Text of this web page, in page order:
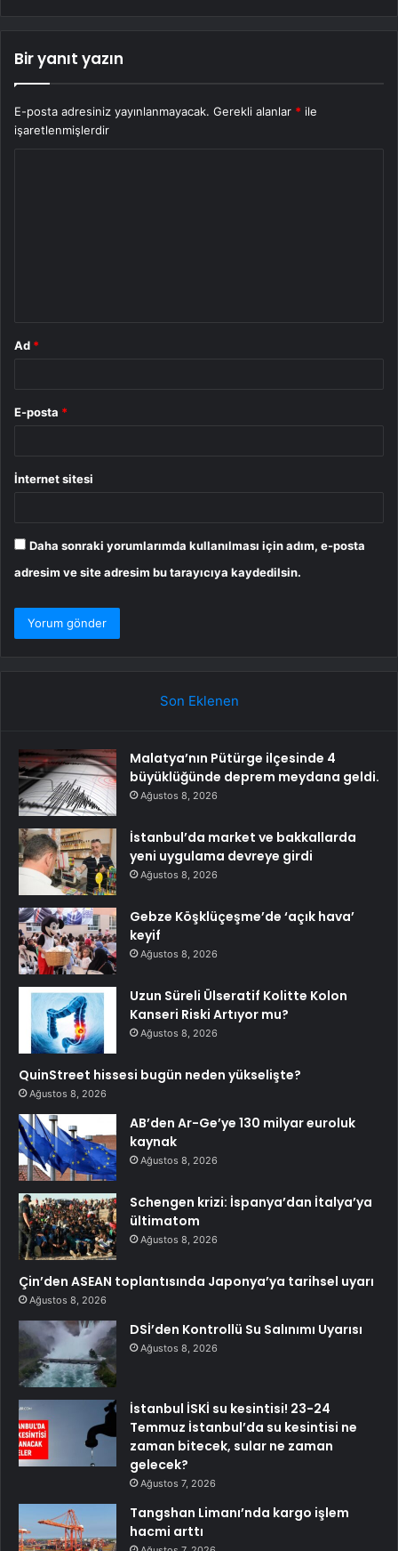
Bir yanıt yazın
E-posta adresiniz yayınlanmayacak. Gerekli alanlar * ile
işaretlenmişlerdir
Ad *
E-posta *
İnternet sitesi
Daha sonraki yorumlarımda kullanılması için adım, e-posta
adresim ve site adresim bu tarayıcıya kaydedilsin.
Son Eklenen
Malatya’nın Pütürge ilçesinde 4
büyüklüğünde deprem meydana geldi.
Ağustos 8, 2026
İstanbul’da market ve bakkallarda
yeni uygulama devreye girdi
Ağustos 8, 2026
Gebze Köşklüçeşme’de ‘açık hava’
keyif
Ağustos 8, 2026
Uzun Süreli Ülseratif Kolitte Kolon
Kanseri Riski Artıyor mu?
Ağustos 8, 2026
QuinStreet hissesi bugün neden yükselişte?
Ağustos 8, 2026
AB’den Ar-Ge’ye 130 milyar euroluk
kaynak
Ağustos 8, 2026
Schengen krizi: İspanya’dan İtalya’ya
ültimatom
Ağustos 8, 2026
Çin’den ASEAN toplantısında Japonya’ya tarihsel uyarı
Ağustos 8, 2026
DSİ’den Kontrollü Su Salınımı Uyarısı
Ağustos 8, 2026
İstanbul İSKİ su kesintisi! 23-24
Temmuz İstanbul’da su kesintisi ne
zaman bitecek, sular ne zaman
gelecek?
Ağustos 7, 2026
Tangshan Limanı’nda kargo işlem
hacmi arttı